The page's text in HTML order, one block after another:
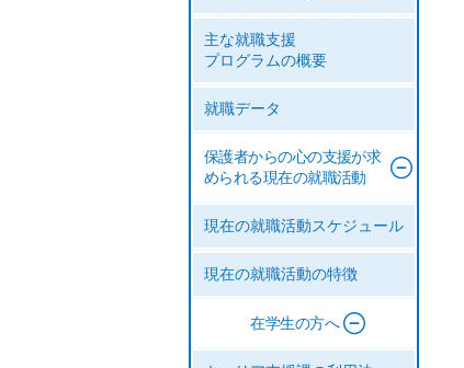
主な就職支援
プログラムの概要
就職データ
保護者からの心の支援が求
められる現在の就職活動
現在の就職活動スケジュール
現在の就職活動の特徴
在学生の方へ